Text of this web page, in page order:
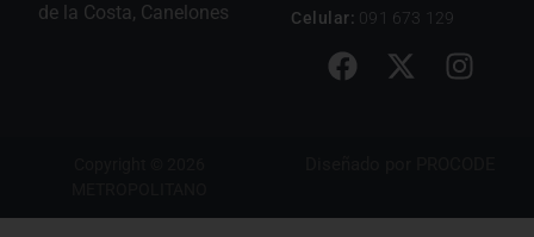
de la Costa, Canelones
Celular: 091 673 129